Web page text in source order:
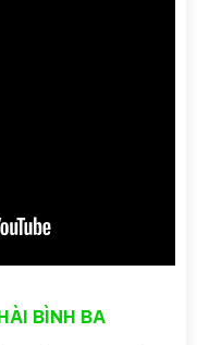
BÌNH BA